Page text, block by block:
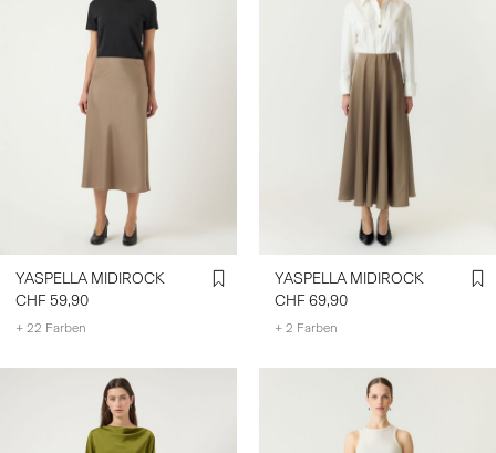
YASPELLA MIDIROCK
CHF 59,90
+ 22 Farben
YASPELLA MIDIROCK
CHF 69,90
+ 2 Farben